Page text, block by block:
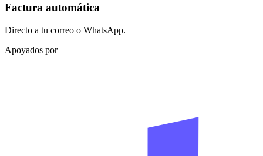
Factura automática
Directo a tu correo o WhatsApp.
Apoyados por